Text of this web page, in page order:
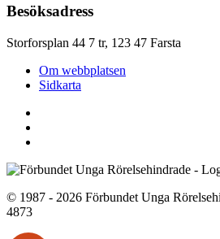
Besöksadress
Storforsplan 44 7 tr, 123 47 Farsta
Om webbplatsen
Sidkarta
© 1987 - 2026 Förbundet Unga
4873